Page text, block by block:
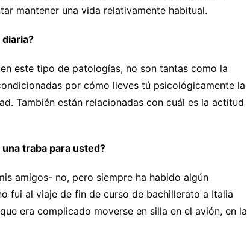
mantener una vida relativamente habitual.
este tipo de patologías, no son tantas como la
por cómo lleves tú psicológicamente la
También están relacionadas con cuál es la actitud
traba para usted?
amigos- no, pero siempre ha habido algún
fui al viaje de fin de curso de bachillerato a Italia
era complicado moverse en silla en el avión, en la